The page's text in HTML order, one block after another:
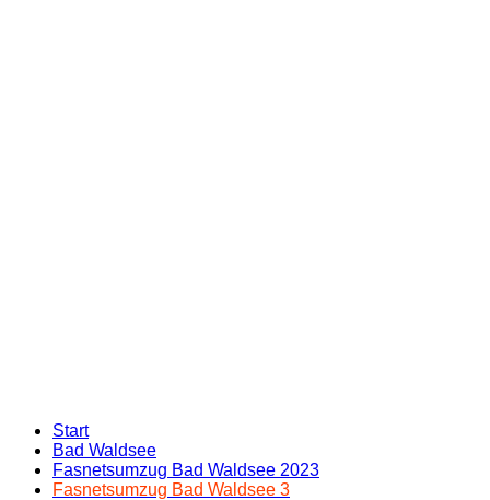
Start
Bad Waldsee
Fasnetsumzug Bad Waldsee 2023
Fasnetsumzug Bad Waldsee 3